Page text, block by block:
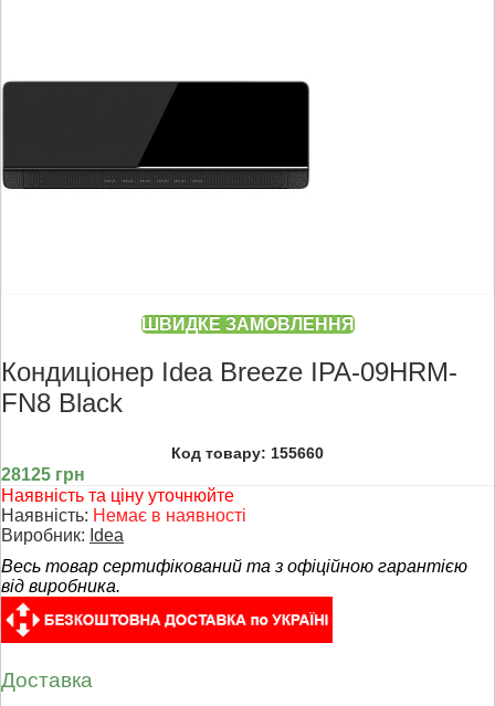
ШВИДКЕ ЗАМОВЛЕННЯ
Кондиціонер Idea Breeze IPA-09HRM-
FN8 Black
Код товару: 155660
28125 грн
Наявність та ціну уточнюйте
Наявність: Немає в наявності
Виробник: Idea
Весь товар сертифікований та з офіційною гарантією
від виробника.
Доставка